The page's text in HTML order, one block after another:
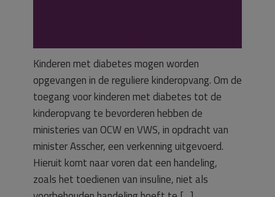
Kinderen met diabetes mogen worden
opgevangen in de reguliere kinderopvang. Om de
toegang voor kinderen met diabetes tot de
kinderopvang te bevorderen hebben de
ministeries van OCW en VWS, in opdracht van
minister Asscher, een verkenning uitgevoerd.
Hieruit komt naar voren dat een handeling,
zoals het toedienen van insuline, niet als